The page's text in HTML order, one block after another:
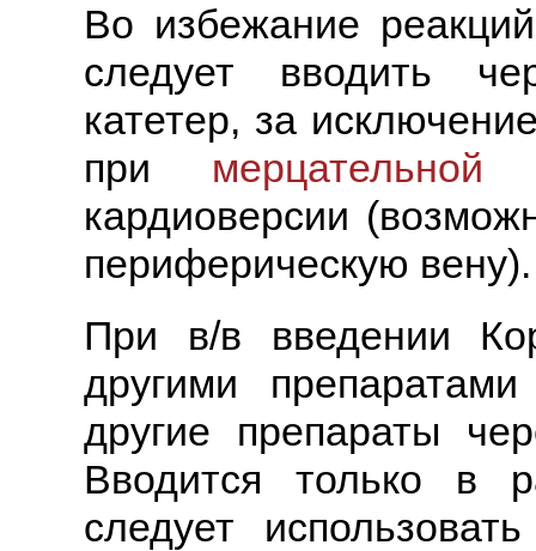
Во избежание
следует вводить
катетер, за
при мерцательной
кардиоверсии
периферическую вену).
При в/в введении
другими
другие препараты
Вводится только в
следует